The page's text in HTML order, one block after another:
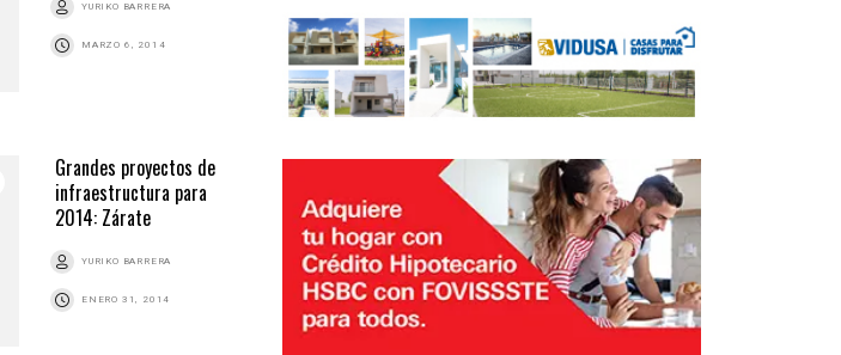
YURIKO BARRERA
MARZO 6, 2014
Grandes proyectos de
infraestructura para
2014: Zárate
YURIKO BARRERA
ENERO 31, 2014